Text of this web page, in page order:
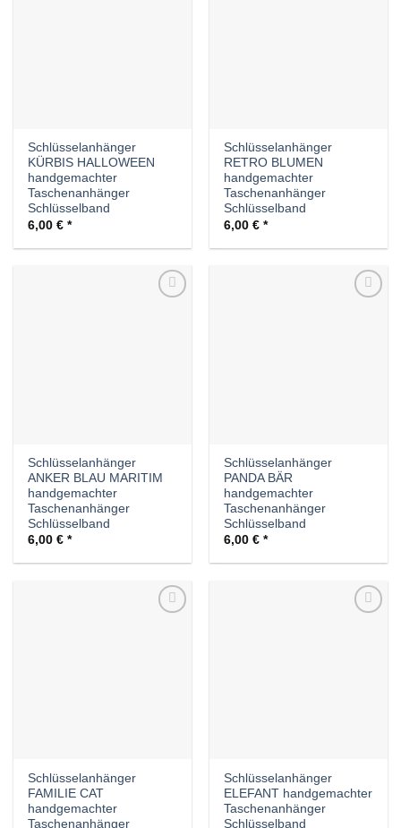
Schlüsselanhänger
KÜRBIS HALLOWEEN
handgemachter
Taschenanhänger
Schlüsselband
6,00€
Schlüsselanhänger
RETRO BLUMEN
handgemachter
Taschenanhänger
Schlüsselband
6,00€
Schlüsselanhänger
ANKER BLAU MARITIM
handgemachter
Taschenanhänger
Schlüsselband
6,00€
Schlüsselanhänger
PANDA BÄR
handgemachter
Taschenanhänger
Schlüsselband
6,00€
Schlüsselanhänger
FAMILIE CAT
handgemachter
Taschenanhänger
Schlüsselanhänger
ELEFANT handgemachter
Taschenanhänger
Schlüsselband